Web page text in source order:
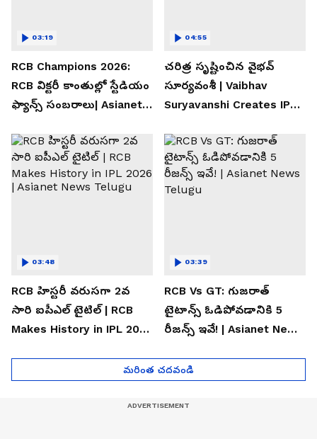
RCB Champions 2026:
RCB విక్టరీ కాంతుల్లో స్టేడియం
ఫ్యాన్స్ సంబరాలు| Asianet
03:19
చరిత్ర సృష్టించిన వైభవ్
సూర్యవంశీ | Vaibhav
Suryavanshi Creates IPL
Telugu
04:55
RCB హిస్టరీ వరుసగా 2వ
సారి ఐపీఎల్ టైటిల్ | RCB
Makes History in IPL 2026
03:48
RCB Vs GT: గుజరాత్
టైటాన్స్ ఓడిపోవడానికి 5
రీజన్స్ ఇవే! | Asianet News
03:39
మరింత చదవండి